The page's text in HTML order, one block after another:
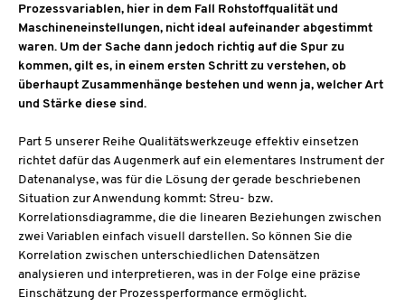
Prozessvariablen, hier in dem Fall Rohstoffqualität und
Maschineneinstellungen, nicht ideal aufeinander abgestimmt
waren. Um der Sache dann jedoch richtig auf die Spur zu
kommen, gilt es, in einem ersten Schritt zu verstehen, ob
überhaupt Zusammenhänge bestehen und wenn ja, welcher Art
und Stärke diese sind.
Part 5 unserer Reihe Qualitätswerkzeuge effektiv einsetzen
richtet dafür das Augenmerk auf ein elementares Instrument der
Datenanalyse, was für die Lösung der gerade beschriebenen
Situation zur Anwendung kommt: Streu- bzw.
Korrelationsdiagramme, die die linearen Beziehungen zwischen
zwei Variablen einfach visuell darstellen. So können Sie die
Korrelation zwischen unterschiedlichen Datensätzen
analysieren und interpretieren, was in der Folge eine präzise
Einschätzung der Prozessperformance ermöglicht.